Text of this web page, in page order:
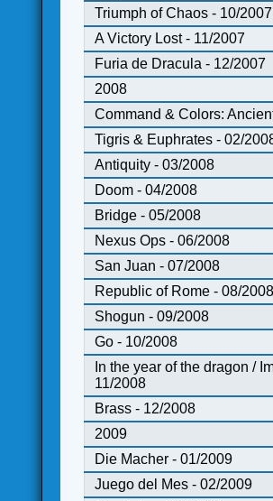
Triumph of Chaos - 10/2007
A Victory Lost - 11/2007
Furia de Dracula - 12/2007
2008
Command & Colors:
Tigris & Euphrates - 02/
Antiquity - 03/2008
Doom - 04/2008
Bridge - 05/2008
Nexus Ops - 06/2008
San Juan - 07/2008
Republic of Rome - 08/2008
Shogun - 09/2008
Go - 10/2008
In the year of the dragon /
11/2008
Brass - 12/2008
2009
Die Macher - 01/2009
Juego del Mes - 02/2009